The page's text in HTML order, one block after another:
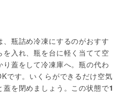
瓶詰め冷凍にするのがおすす
入れ、瓶を台に軽く当てて空
蓋をして冷凍庫へ。瓶の代わ
です。いくらができるだけ空気
を閉めましょう。この状態で1